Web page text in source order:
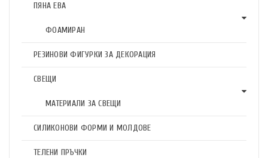
ПЯНА ЕВА
ФОАМИРАН
РЕЗИНОВИ ФИГУРКИ ЗА ДЕКОРАЦИЯ
СВЕЩИ
МАТЕРИАЛИ ЗА СВЕЩИ
СИЛИКОНОВИ ФОРМИ И МОЛДОВЕ
ТЕЛЕНИ ПРЪЧКИ